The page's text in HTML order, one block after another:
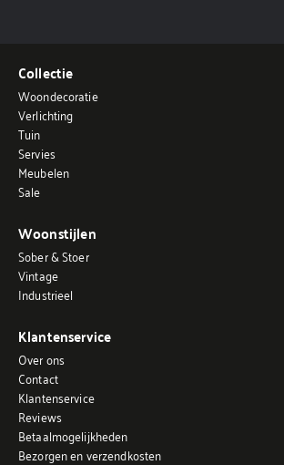
Collectie
Woondecoratie
Verlichting
Tuin
Servies
Meubelen
Sale
Woonstijlen
Sober & Stoer
Vintage
Industrieel
Klantenservice
Over ons
Contact
Klantenservice
Reviews
Betaalmogelijkheden
Bezorgen en verzendkosten